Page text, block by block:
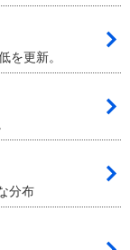
を更新。
分布